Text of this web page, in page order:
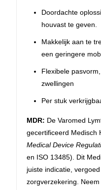
Doordachte
houvast te geven.
Makkelijk aan te
een geringere
Flexibele
zwellingen
Per stuk
MDR: De Varomed
gecertificeerd Medisch
Medical Device
en ISO 13485). Dit
juiste indicatie,
zorgverzekering.